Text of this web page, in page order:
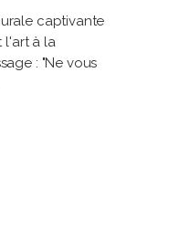
captivante
l'art à la
: "Ne vous